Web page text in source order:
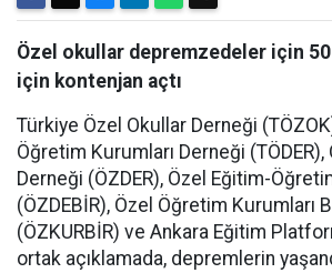
Özel okullar depremzedeler için 50
için kontenjan açtı
Türkiye Özel Okullar Derneği
Öğretim Kurumları Derneği
Derneği (ÖZDER), Özel Eğitim-
(ÖZDEBİR), Özel Öğretim Kurumları
(ÖZKURBİR) ve Ankara Eğitim
ortak açıklamada, depremlerin